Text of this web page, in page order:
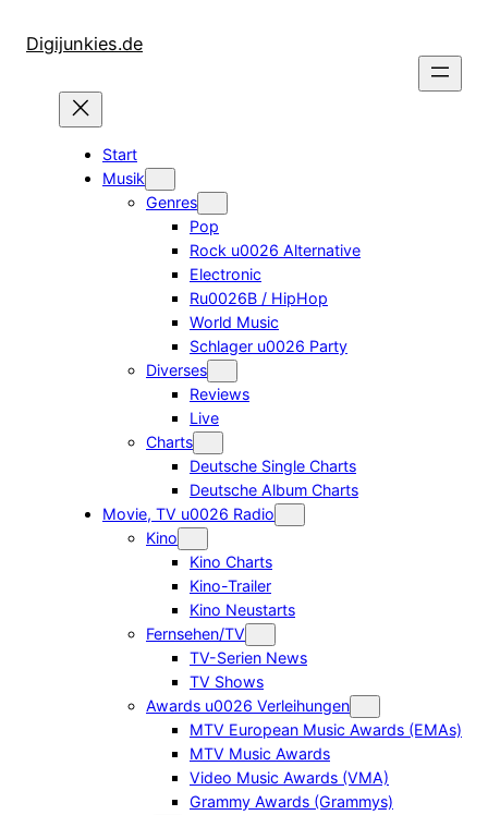
InhaltDigijunkies.de
Start
Musik
Genres
Pop
Rock u0026 Alternative
Electronic
Ru0026B / HipHop
World Music
Schlager u0026 Party
Diverses
Reviews
Live
Charts
Deutsche Single Charts
Deutsche Album Charts
Movie, TV u0026 Radio
Kino
Kino Charts
Kino-Trailer
Kino Neustarts
Fernsehen/TV
TV-Serien News
TV Shows
Awards u0026 Verleihungen
MTV European Music Awards (EMAs)
MTV Music Awards
Video Music Awards (VMA)
Grammy Awards (Grammys)